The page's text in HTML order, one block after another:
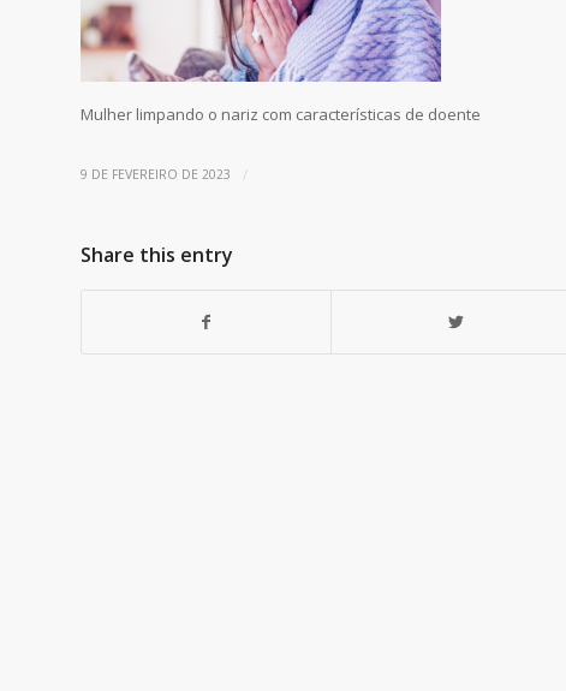
Mulher limpando o nariz com características de doente
9 DE FEVEREIRO DE 2023 /
Share this entry